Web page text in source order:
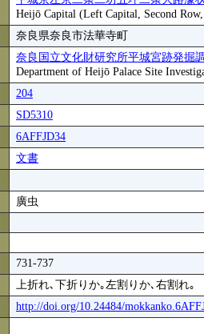
Heijō Capital (Left Capital, Second
奈良県奈良市法華寺町
奈良国立文化財研究所平城宮跡発掘
Department of Heijō Palace Site
204
SD5310
6AFFJD34
文書
廣虫
731-737
上折れ､下折りか｡左割りか､右割れ｡
http://doi.org/10.24484/